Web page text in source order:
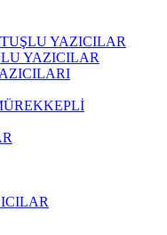
YAZICILAR
YAZICILAR